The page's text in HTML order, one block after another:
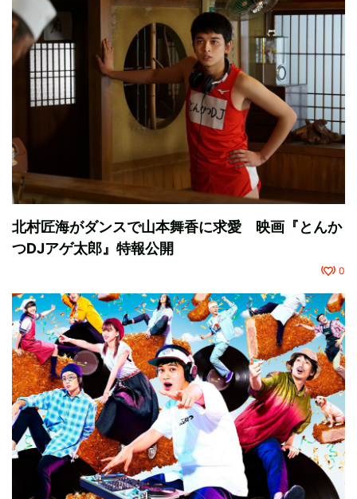
北村匠海がダンスで山本舞香に求愛 映画『とんか
つDJアゲ太郎』特報公開
0